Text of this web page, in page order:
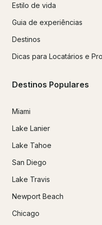
Estilo de vida
Guia de experiências
Destinos
Dicas para Locatários e
Destinos Populares
Miami
Lake Lanier
Lake Tahoe
San Diego
Lake Travis
Newport Beach
Chicago